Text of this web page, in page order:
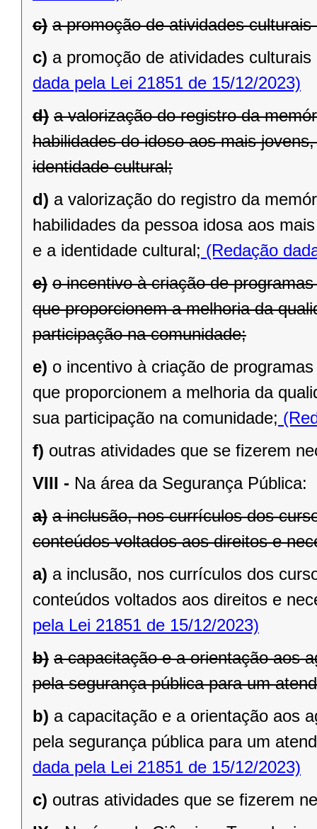
c) a promoção de atividades
c) a promoção de atividades
dada pela Lei 21851 de 15/12/2023)
d) a valorização do registro da
habilidades do idoso aos mais
identidade cultural;
d) a valorização do registro da
habilidades da pessoa idosa aos
e a identidade cultural; (Redação
e) o incentivo à criação de
que proporcionem a melhoria da
participação na comunidade;
e) o incentivo à criação de
que proporcionem a melhoria da
sua participação na comunidade;
f) outras atividades que se fizerem
VIII - Na área da Segurança Pública:
a) a inclusão, nos currículos dos
conteúdos voltados aos direitos e
a) a inclusão, nos currículos dos
conteúdos voltados aos direitos e
pela Lei 21851 de 15/12/2023)
b) a capacitação e a orientação aos
pela segurança pública para um
b) a capacitação e a orientação aos
pela segurança pública para um
dada pela Lei 21851 de 15/12/2023)
c) outras atividades que se fizerem